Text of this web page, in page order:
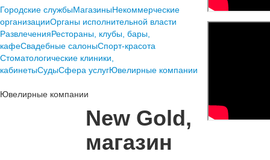
Городские службыМагазиныНекоммерческие
организацииОрганы исполнительной власти
РазвлеченияРестораны, клубы, бары,
кафеСвадебные салоныСпорт-красота
Стоматологические клиники,
кабинетыСудыСфера услугЮвелирные компании
Ювелирные компании
New Gold,
магазин